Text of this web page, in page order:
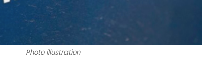
Photo illustration